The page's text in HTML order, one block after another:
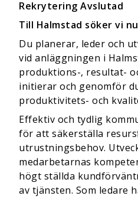
Rekrytering Avslutad
Till Halmstad söker vi
Du planerar, leder och
vid anläggningen i
produktions-, resultat-
initierar och genomför
produktivitets- och
Effektiv och tydlig
för att säkerställa
utrustningsbehov.
medarbetarnas
högt ställda
av tjänsten. Som ledare